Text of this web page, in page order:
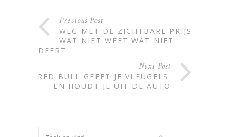
Previous Post
WEG MET DE ZICHTBARE PRIJS:
WAT NIET WEET WAT NIET
DEERT
Next Post
RED BULL GEEFT JE VLEUGELS:
EN HOUDT JE UIT DE AUTO